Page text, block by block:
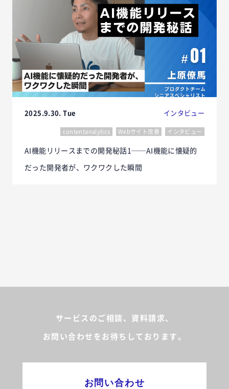
2025.9.30. Tue インタビュー
contentanalytics Webサイト改善 インタビュー
AI機能リリースまでの開発秘話1──AI機能に懐疑的
だった開発者が、ワクワクした瞬間
サービスのご相談、資料請求、
お問い合わせをお待ちしております。
お問い合わせ